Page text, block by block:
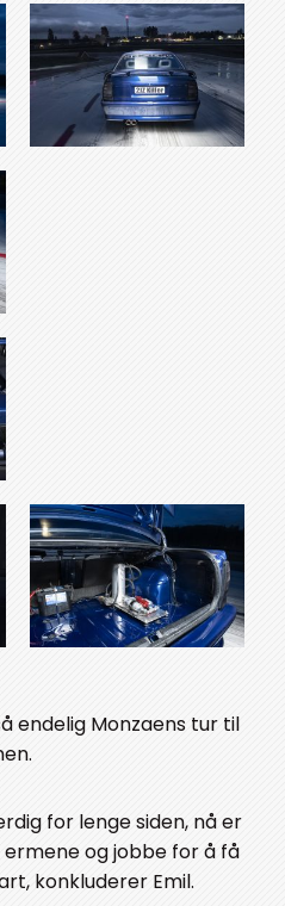
endelig Monzaens tur til
for lenge siden, nå er
og jobbe for å få
konkluderer Emil.